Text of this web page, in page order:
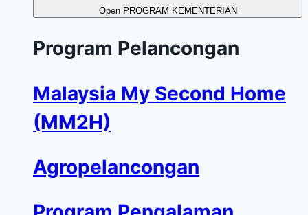
Open PROGRAM KEMENTERIAN
Program Pelancongan
Malaysia My Second Home
(MM2H)
Agropelancongan